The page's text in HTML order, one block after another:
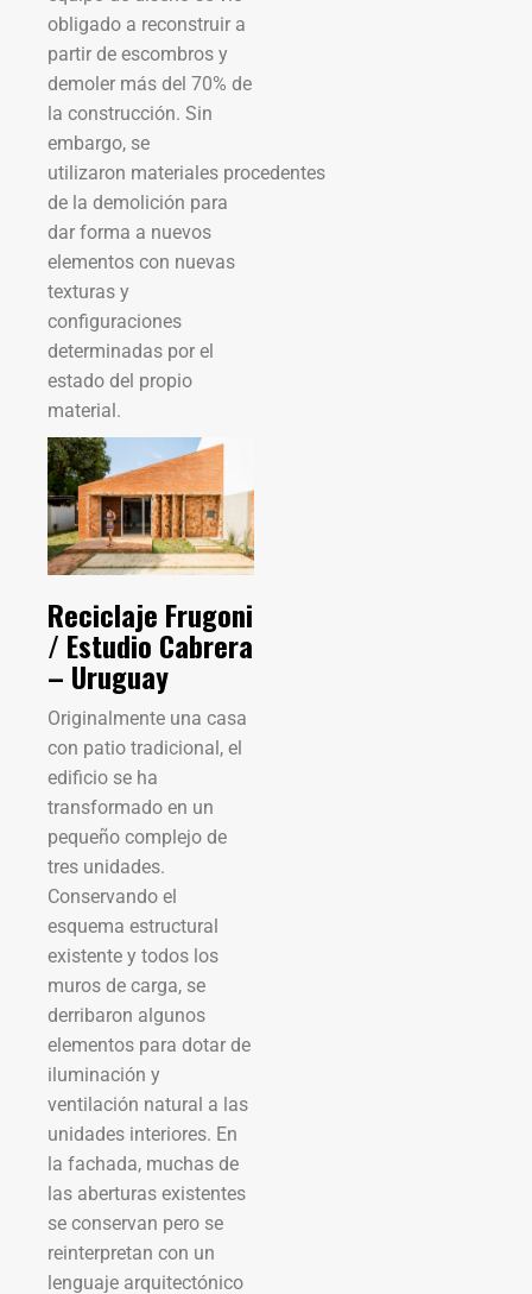
obligado a reconstruir a
partir de escombros y
demoler más del 70% de
la construcción. Sin
embargo, se
utilizaron materiales procedentes
de la demolición para
dar forma a nuevos
elementos con nuevas
texturas y
configuraciones
determinadas por el
estado del propio
material.
Reciclaje Frugoni
/ Estudio Cabrera
– Uruguay
Originalmente una casa
con patio tradicional, el
edificio se ha
transformado en un
pequeño complejo de
tres unidades.
Conservando el
esquema estructural
existente y todos los
muros de carga, se
derribaron algunos
elementos para dotar de
iluminación y
ventilación natural a las
unidades interiores. En
la fachada, muchas de
las aberturas existentes
se conservan pero se
reinterpretan con un
lenguaje arquitectónico